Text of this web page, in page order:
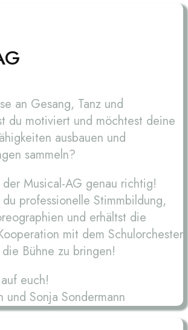
an Gesang, Tanz und
du motiviert und möchtest deine
ausbauen und
sammeln?
Musical-AG genau richtig!
professionelle Stimmbildung,
und erhältst die
mit dem Schulorchester
Bühne zu bringen!
euch!
und Sonja Sondermann